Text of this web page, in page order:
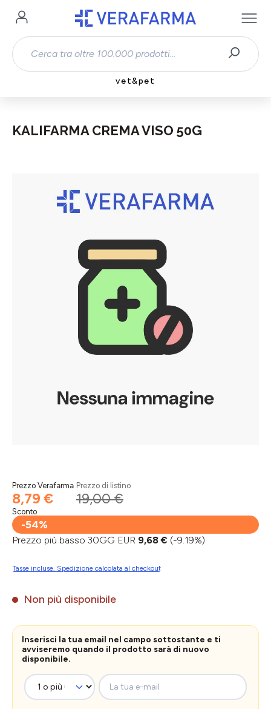
Passa al contenuto principale
vet&pet
KALIFARMA CREMA VISO 50G
Prezzo Verafarma
8,79 €
Prezzo di listino
19,00 €
Sconto
-54%
Prezzo più basso 30GG EUR 9,68 € (-9.19%)
Tasse incluse. Spedizione calcolata al checkout
Non più disponibile
Inserisci la tua email nel campo sottostante e ti
avviseremo quando il prodotto sarà di nuovo
disponibile.
La tua e-mail